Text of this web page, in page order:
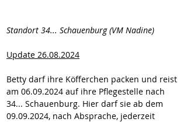
Standort 34... Schauenburg (VM Nadine)
Update 26.08.2024
Betty darf ihre Köfferchen packen und reist
am 06.09.2024 auf ihre Pflegestelle nach
34... Schauenburg. Hier darf sie ab dem
09.09.2024, nach Absprache, jederzeit